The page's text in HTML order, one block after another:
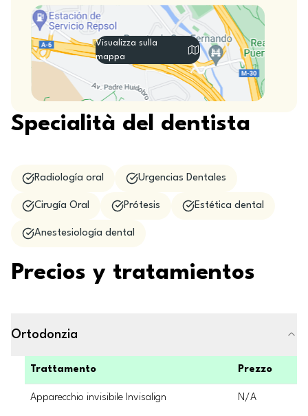
Visualizza sulla
mappa
Specialità del dentista
Radiología oral Urgencias Dentales
Cirugía Oral Prótesis Estética dental
Anestesiología dental
Precios y tratamientos
Ortodonzia
Trattamento Prezzo
Apparecchio invisibile Invisalign N/A